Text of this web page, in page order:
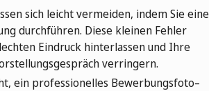
sich leicht vermeiden, indem Sie eine
durchführen. Diese kleinen Fehler
Eindruck hinterlassen und Ihre
verringern.
ein professionelles Bewerbungsfoto–